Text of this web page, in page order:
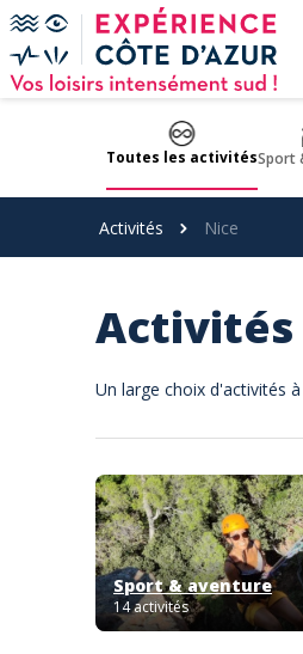
Panneau de gestion des cookies
Toutes les activitésSport
Activités Nice
Activités
Un large choix d'activités
Sport & aventure
14 activités